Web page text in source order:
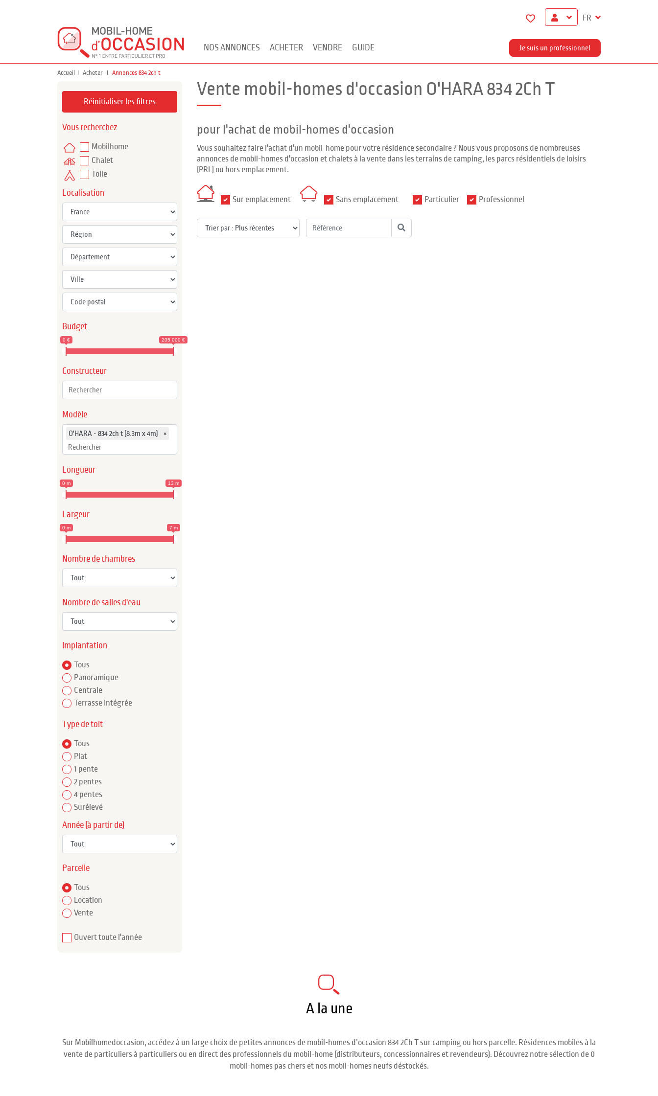
FR
NOS ANNONCES ACHETER VENDRE GUIDE Je suis un professionnel
Accueil Acheter Annonces 834 2ch t
Réinitialiser les filtres
Vous recherchez
Mobilhome
Chalet
Toile
Localisation
Budget
0 € 205 000 €
Constructeur
Modèle
O'HARA - 834 2ch t (8.3m x 4m) ×
Longueur
0 m 13 m
Largeur
0 m 7 m
Nombre de chambres
Nombre de salles d'eau
Implantation
Tous
Panoramique
Centrale
Terrasse Intégrée
Type de toit
Tous
Plat
1 pente
2 pentes
4 pentes
Surélevé
Année (à partir de)
Parcelle
Tous
Location
Vente
Ouvert toute l'année
Vente mobil-homes d'occasion O'HARA 834 2Ch T
pour l'achat de mobil-homes d'occasion
Vous souhaitez faire l'achat d'un mobil-home pour votre résidence secondaire ? Nous vous proposons de nombreuses
annonces de mobil-homes d'occasion et chalets à la vente dans les terrains de camping, les parcs résidentiels de loisirs
(PRL) ou hors emplacement.
Sur emplacement Sans emplacement Particulier Professionnel
A la une
Sur Mobilhomedoccasion, accédez à un large choix de petites annonces de mobil-homes d’occasion 834 2Ch T sur camping ou hors parcelle. Résidences mobiles à la
vente de particuliers à particuliers ou en direct des professionnels du mobil-home (distributeurs, concessionnaires et revendeurs). Découvrez notre sélection de 0
mobil-homes pas chers et nos mobil-homes neufs déstockés.